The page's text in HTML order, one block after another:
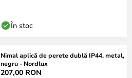
În stoc
Nimal aplică de perete dublă IP44, metal,
negru - Nordlux
207,00 RON